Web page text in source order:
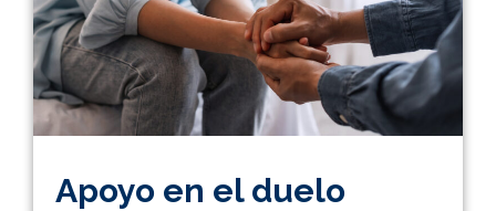
Apoyo en el duelo